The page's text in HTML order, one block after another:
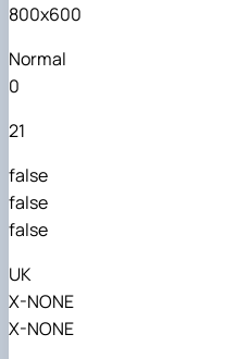
800x600
Normal
0
21
false
false
false
UK
X-NONE
X-NONE